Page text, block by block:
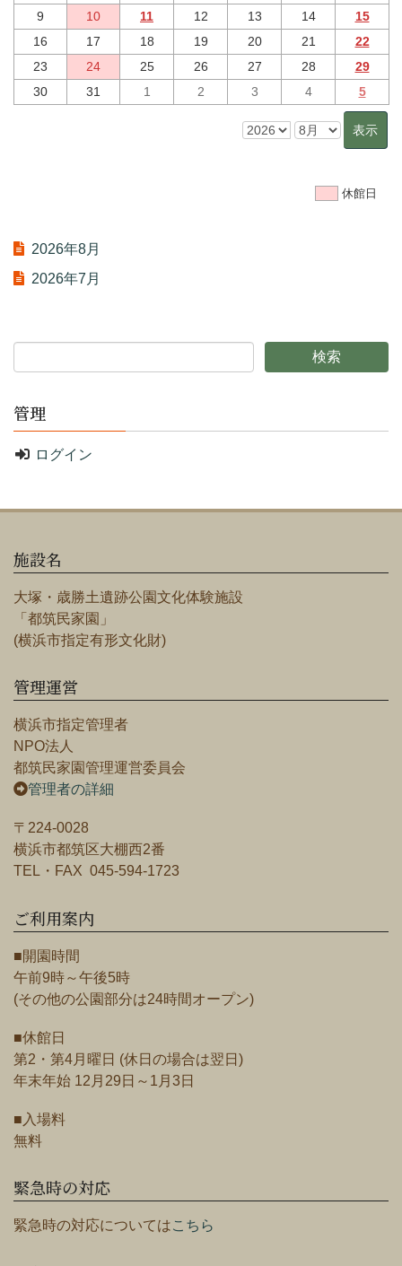
9
10 11 12 13 14
15
16
17 18 19 20 21
22
23
24 25 26 27 28
29
30
31 1 2 3 4 5
休館日
2026年8月
2026年7月
管理
ログイン
施設名
大塚・歳勝土遺跡公園文化体験施設
「都筑民家園」
(横浜市指定有形文化財)
管理運営
横浜市指定管理者
NPO法人
都筑民家園管理運営委員会
管理者の詳細
〒224-0028
横浜市都筑区大棚西2番
TEL・FAX 045-594-1723
ご利用案内
■開園時間
午前9時～午後5時
(その他の公園部分は24時間オープン)
■休館日
第2・第4月曜日 (休日の場合は翌日)
年末年始 12月29日～1月3日
■入場料
無料
緊急時の対応
緊急時の対応についてはこちら